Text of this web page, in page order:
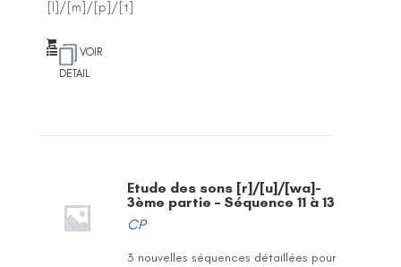
[l]/[m]/[p]/[t]
VOIR
DETAIL
Etude des sons [r]/[u]/[wa]-
3ème partie – Séquence 11 à 13
CP
3 nouvelles séquences détaillées pour